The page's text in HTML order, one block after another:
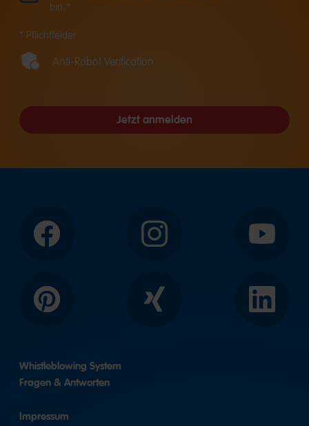
bin. *
* Pflichtfelder
Anti-Robot Verification
Jetzt anmelden
Facebook Instagram YouTube
Pinterest Xing LinkedIn
Whistleblowing System
Fragen & Antworten
Impressum